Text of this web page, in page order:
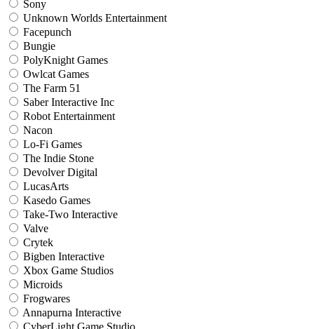
Sony
Unknown Worlds Entertainment
Facepunch
Bungie
PolyKnight Games
Owlcat Games
The Farm 51
Saber Interactive Inc
Robot Entertainment
Nacon
Lo-Fi Games
The Indie Stone
Devolver Digital
LucasArts
Kasedo Games
Take-Two Interactive
Valve
Crytek
Bigben Interactive
Xbox Game Studios
Microids
Frogwares
Annapurna Interactive
CyberLight Game Studio